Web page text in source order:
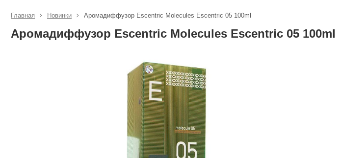
Главная Новинки Аромадиффузор Escentric Molecules Escentric 05 100ml
Аромадиффузор Escentric Molecules Escentric 05 100ml